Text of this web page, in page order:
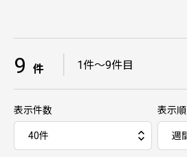
9 件 1件～9件目
表示件数 表示順